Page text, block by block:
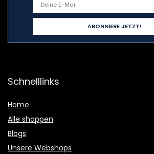
Schnelllinks
Home
Alle shoppen
Blogs
Unsere Webshops